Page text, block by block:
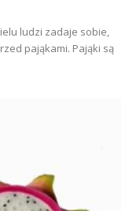
ludzi zadaje sobie,
pająkami. Pająki są